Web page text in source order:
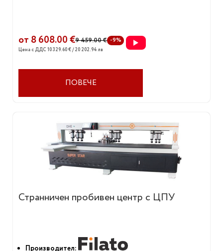
от 8 608.00 €9 459.00 € -9%
Цена с ДДС 10 329.60 € / 20 202.94 лв
ПОВЕЧЕ
Странничен пробивен центр с ЦПУ
Производител: